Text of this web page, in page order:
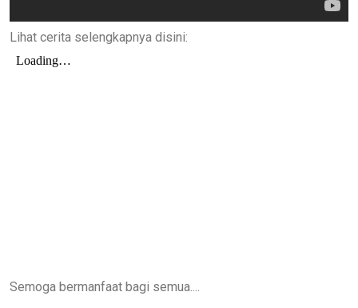
Lihat cerita selengkapnya disini:
Semoga bermanfaat bagi semua....